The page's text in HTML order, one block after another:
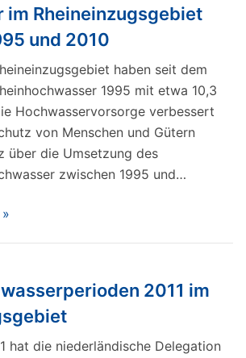
im Rheineinzugsgebiet
und 2010
haben seit dem
1995 mit etwa 10,3
Hochwasservorsorge verbessert
von Menschen und Gütern
über die Umsetzung des
zwischen 1995 und…
2011 im
hat die niederländische Delegation